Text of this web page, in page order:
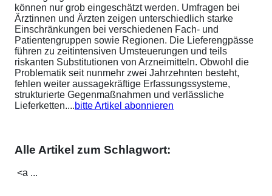
können nur grob eingeschätzt werden. Umfragen bei
Ärztinnen und Ärzten zeigen unterschiedlich starke
Einschränkungen bei verschiedenen Fach- und
Patientengruppen sowie Regionen. Die Lieferengpässe
führen zu zeitintensiven Umsteuerungen und teils
riskanten Substitutionen von Arzneimitteln. Obwohl die
Problematik seit nunmehr zwei Jahrzehnten besteht,
fehlen weiter aussagekräftige Erfassungssysteme,
strukturierte Gegenmaßnahmen und verlässliche
Lieferketten....bitte Artikel abonnieren
Alle Artikel zum Schlagwort:
<a ...